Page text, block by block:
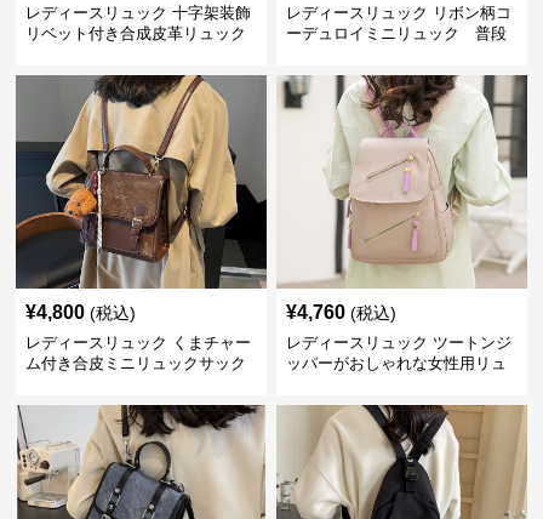
レディースリュック 十字架装飾
リベット付き合成皮革リュック
レディースリュック リボン柄コ
ーデュロイミニリュック 普段
¥4,800 (税込)
レディースリュック くまチャー
ム付き合皮ミニリュックサック
¥4,760 (税込)
レディースリュック ツートンジ
ッパーがおしゃれな女性用リュ